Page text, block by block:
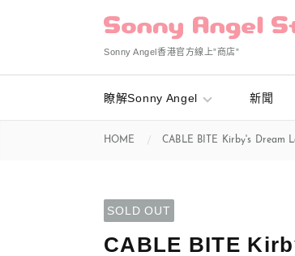
Sonny Angel香港官方線上”商店”
瞭解Sonny Angel 新聞
HOME CABLE BITE Kirby's Dream
SOLD OUT
CABLE BITE